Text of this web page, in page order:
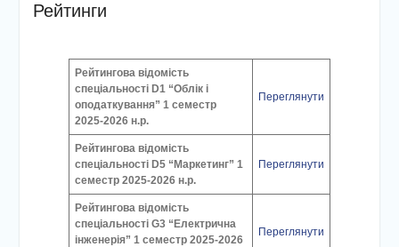
Рейтинги
Рейтингова відомість
спеціальності D1 “Облік і
оподаткування” 1 семестр
2025-2026 н.р.
Переглянути
Рейтингова відомість
спеціальності D5 “Маркетинг” 1
семестр 2025-2026 н.р.
Переглянути
Рейтингова відомість
спеціальності G3 “Електрична
інженерія” 1 семестр 2025-2026
Переглянути